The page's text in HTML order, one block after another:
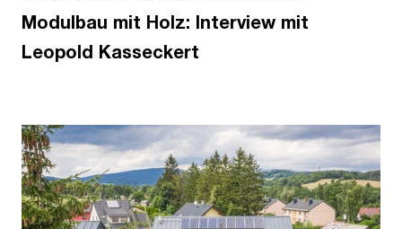
Modulbau mit Holz: Interview mit
Leopold Kasseckert